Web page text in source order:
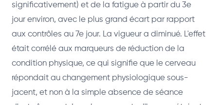
significativement) et de la fatigue à partir du 3e
jour environ, avec le plus grand écart par rapport
aux contrôles au 7e jour. La vigueur a diminué. L'effet
était corrélé aux marqueurs de réduction de la
condition physique, ce qui signifie que le cerveau
répondait au changement physiologique sous-
jacent, et non à la simple absence de séance